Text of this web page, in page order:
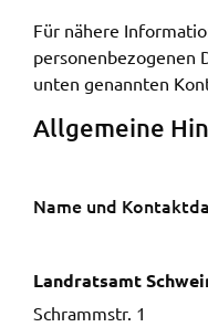
Für nähe­re
perso­nen­be­zo­ge­nen
unten genann­ten
Allge­mei­ne
Name und
Land­rats­amt
Schramm­str. 1